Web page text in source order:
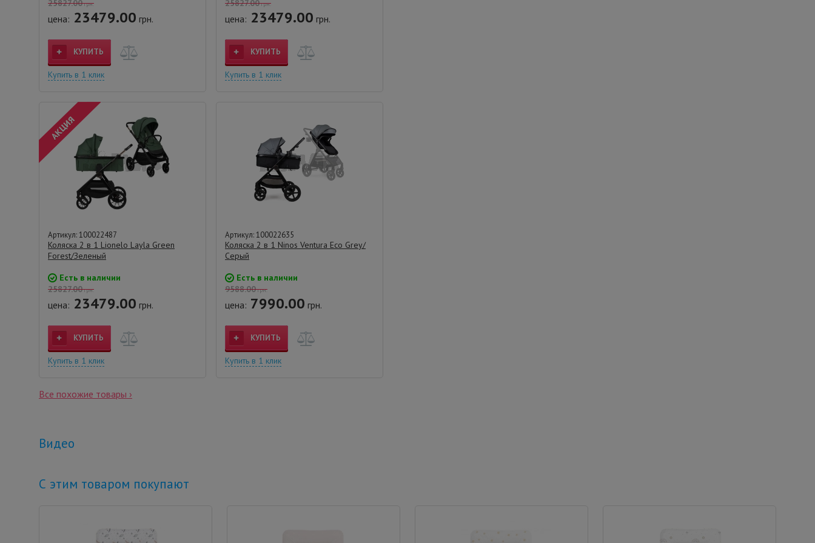
25827.00грн.
цена: 23479.00 грн.
КУПИТЬ
Купить в 1 клик
25827.00грн.
цена: 23479.00 грн.
КУПИТЬ
Купить в 1 клик
Артикул: 100022487
Коляска 2 в 1 Lionelo Layla Green
Forest/Зеленый
Есть в наличии
25827.00грн.
цена: 23479.00 грн.
КУПИТЬ
Купить в 1 клик
Артикул: 100022635
Коляска 2 в 1 Ninos Ventura Eco Grey/
Серый
Есть в наличии
9588.00грн.
цена: 7990.00 грн.
КУПИТЬ
Купить в 1 клик
Все похожие товары ›
Видео
С этим товаром покупают